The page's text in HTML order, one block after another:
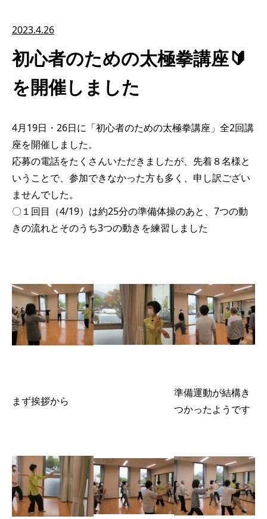
2023.4.26
初心者のための太極拳講座🔰
を開催しました
4月19日・26日に「初心者のための太極拳講座」全2回講
座を開催しました。
応募の電話をたくさんいただきましたが、先着８名様と
いうことで、参加できなかった方も多く、申し訳ござい
ませんでした。
〇１回目（4/19）は約25分の準備体操のあと、7つの動
きの流れとそのうち3つの動きを練習しました
まず挨拶から
準備運動が結構き
つかったようです